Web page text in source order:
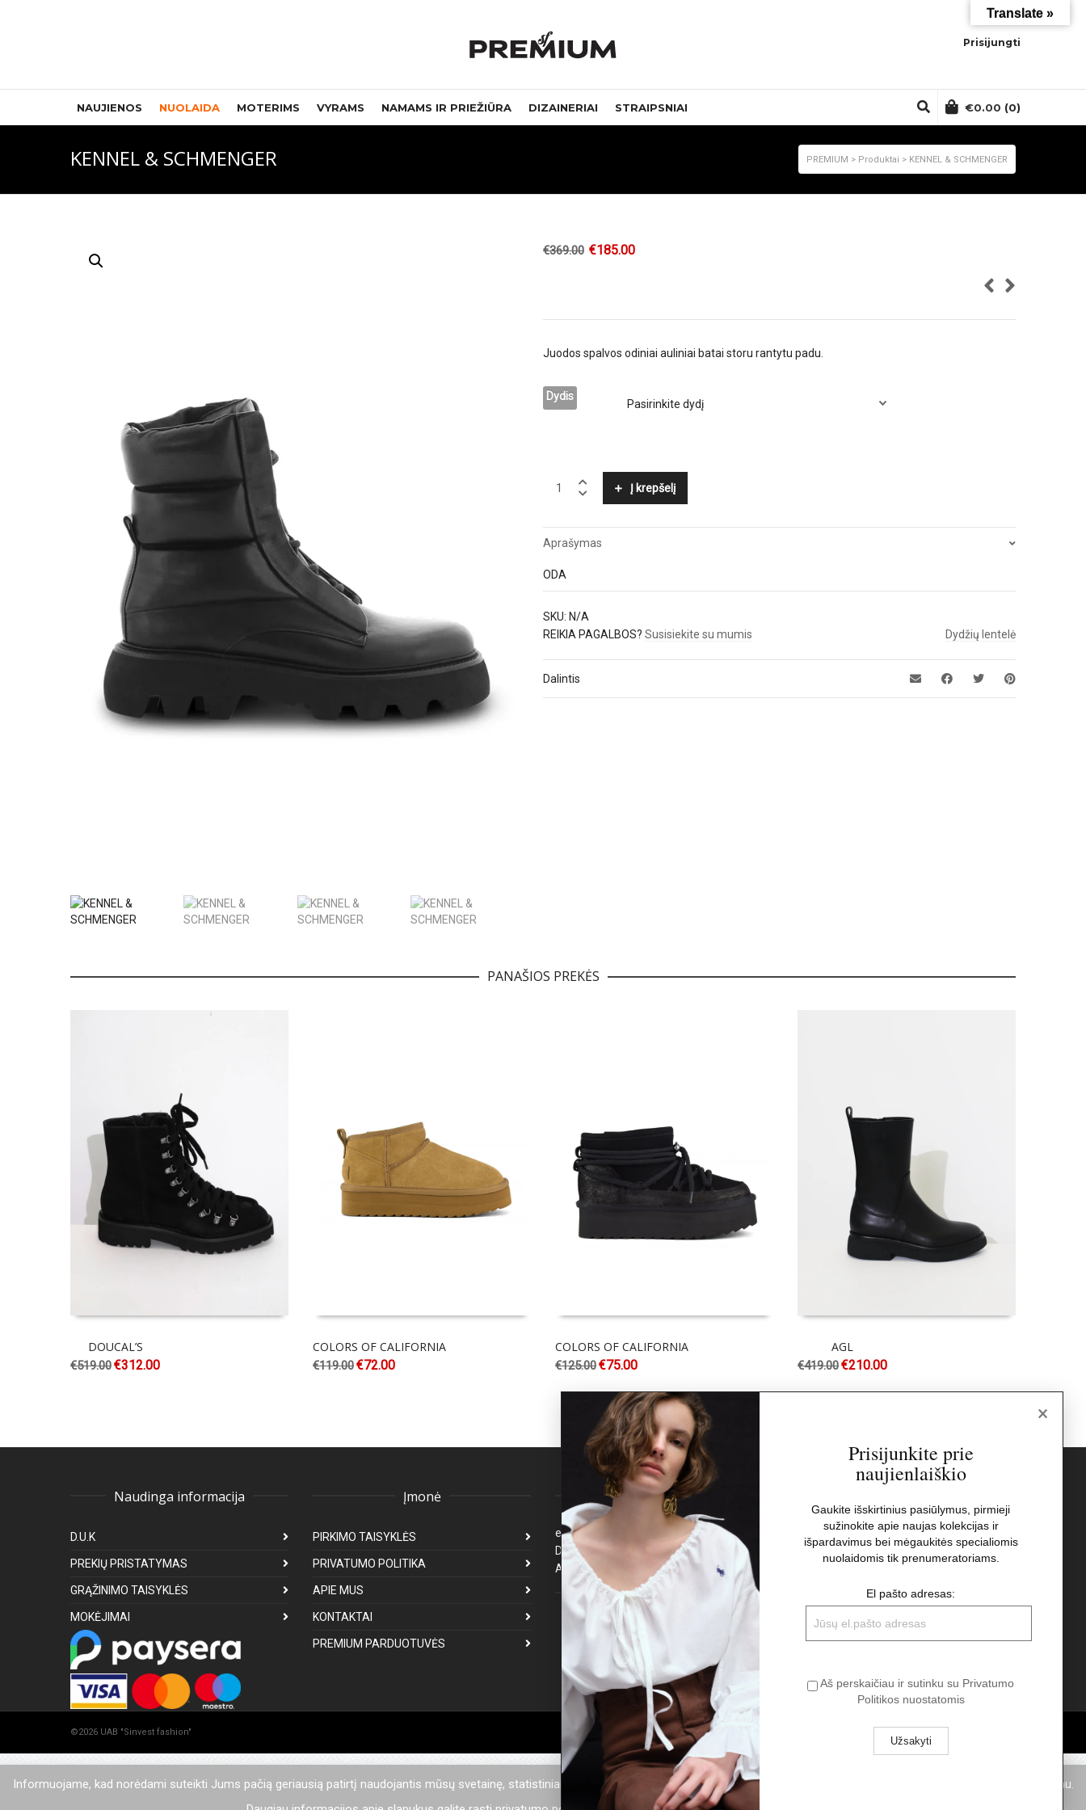
Prisijungti
NAUJIENOS NUOLAIDA MOTERIMS VYRAMS NAMAMS IR PRIEŽIŪRA DIZAINERIAI STRAIPSNIAI €0.00 (0)
KENNEL & SCHMENGER PREMIUM > Produktai > KENNEL & SCHMENGER
€369.00 €185.00
Juodos spalvos odiniai auliniai batai storu rantytu padu.
Dydis
KENNEL
quantity
Į krepšelį
Aprašymas
ODA
SKU: N/A
REIKIA PAGALBOS? Susisiekite su mumis Dydžių lentelė
Dalintis
PANAŠIOS PREKĖS
DOUCAL’S
€519.00€312.00
COLORS OF CALIFORNIA
€119.00€72.00
COLORS OF CALIFORNIA
€125.00€75.00
AGL
€419.00€210.00
Naudinga informacija
D.U.K
PREKIŲ PRISTATYMAS
GRĄŽINIMO TAISYKLĖS
MOKĖJIMAI
Įmonė
PIRKIMO TAISYKLĖS
PRIVATUMO POLITIKA
APIE MUS
KONTAKTAI
PREMIUM PARDUOTUVĖS
Klientų aptarnavimas
eparduotuve@premiumfashion.lt
Darbo laikas: I-V 8:00-17:00
Atsakymas per 1-3 darbo dienas
Mus galite rasti
El pašto adresas:
Politikos nuostatomis
©2026 UAB "Sinvest fashion"
Informuojame, kad norėdami suteikti Jums pačią geriausią patirtį naudojantis mūsų svetainę, statistiniais tikslais mes naudojame slapukus. Spausdami „Aš sutinku“ Jūs sutinkate su slapukų naudojimu.
Translate »
×
Prisijunkite prie
naujienlaiškio
Gaukite išskirtinius pasiūlymus, pirmieji
sužinokite apie naujas kolekcijas ir
išpardavimus bei mėgaukitės specialiomis
nuolaidomis tik prenumeratoriams.
El pašto adresas:
Aš perskaičiau ir sutinku su Privatumo
Politikos nuostatomis